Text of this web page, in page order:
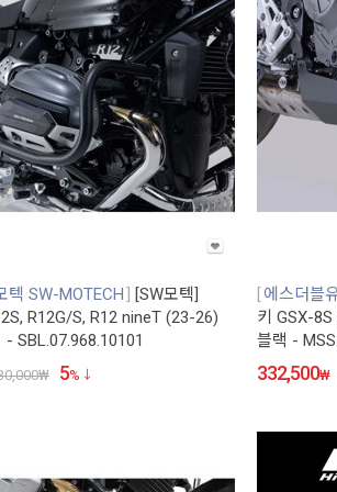
텍 SW-MOTECH
[SW모텍]
R12G/S, R12 nineT (23-26)
SBL.07.968.10101
₩ 5%
에스더블
키 GSX-
블랙 -
332,500₩